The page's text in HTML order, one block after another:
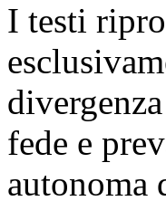
I testi
fede e
autonoma